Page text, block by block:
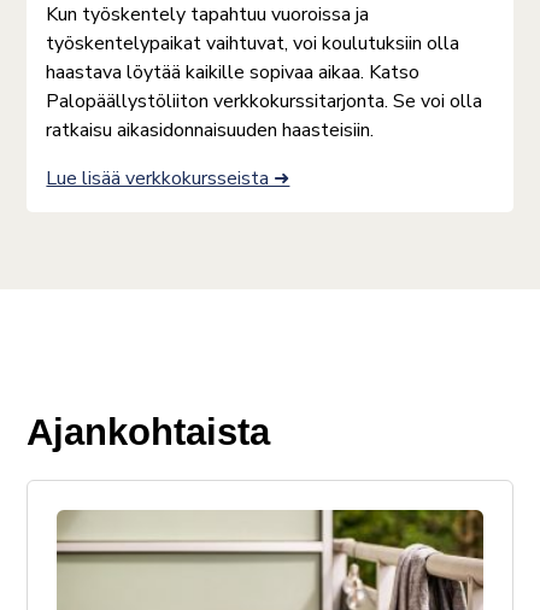
Kun työskentely tapahtuu vuoroissa ja
työskentelypaikat vaihtuvat, voi koulutuksiin olla
haastava löytää kaikille sopivaa aikaa. Katso
Palopäällystöliiton verkkokurssitarjonta. Se voi olla
ratkaisu aikasidonnaisuuden haasteisiin.
Lue lisää verkkokursseista ➜
Ajankohtaista